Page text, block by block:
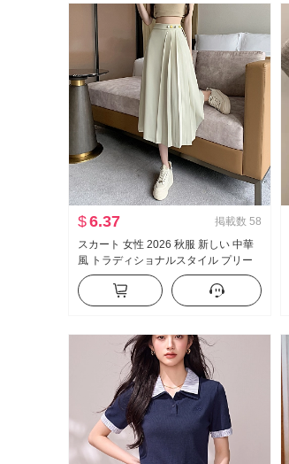
$6.37 掲載数 58
スカート 女性 2026 秋服 新しい 中華
風 トラディショナルスタイル プリー
ツスカート ミドル丈 ヴィンテージ カ
バー 腹 カバー 股 スーツ スカート 女
性